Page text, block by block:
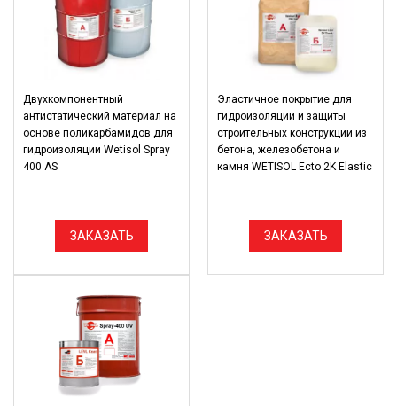
Двухкомпонентный
антистатический материал на
основе поликарбамидов для
гидроизоляции Wetisol Spray
400 AS
ЗАКАЗАТЬ
Эластичное покрытие для
гидроизоляции и защиты
строительных конструкций из
бетона, железобетона и
камня WETISOL Ecto 2K Elastic
ЗАКАЗАТЬ